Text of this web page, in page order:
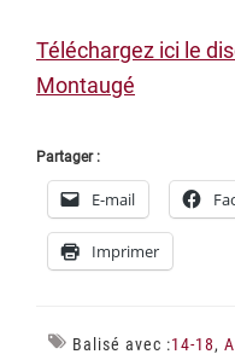
Téléchargez ici le
Montaugé
Partager :
E-mail
Imprimer
Balisé avec :14-18,